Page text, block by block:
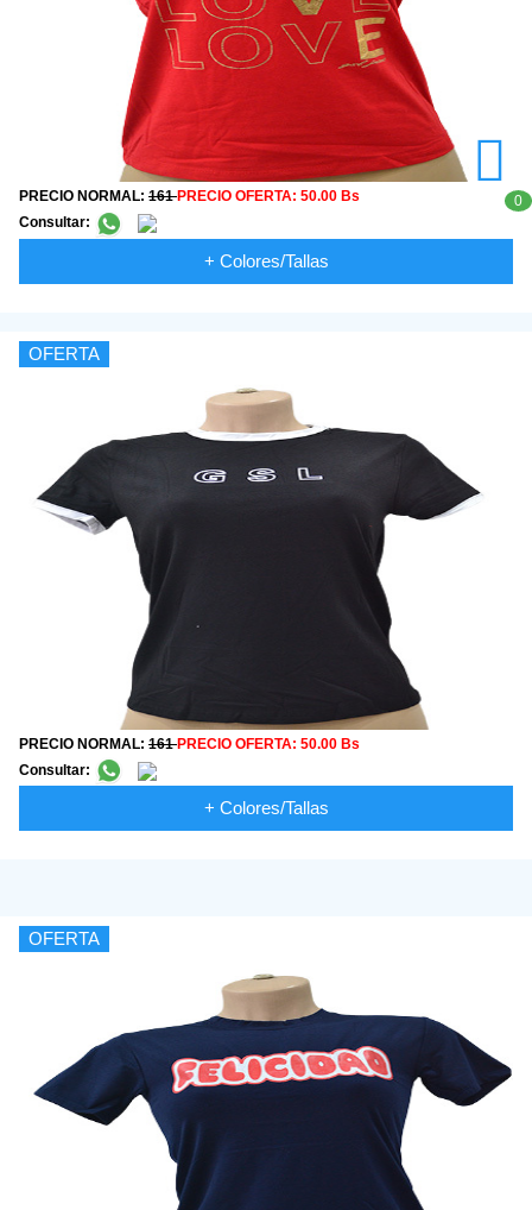
PRECIO NORMAL: 161PRECIO OFERTA: 50.00 Bs
Consultar:
+ Colores/Tallas
OFERTA
PRECIO NORMAL: 161PRECIO OFERTA: 50.00 Bs
Consultar:
+ Colores/Tallas
OFERTA
0